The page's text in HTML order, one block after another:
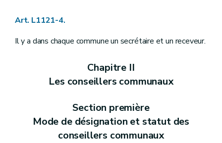
Art. L1142-10
Art. L1142-12
Titre premier Le personnel communal
Chapitre premier Dispositions générales
Art. L1211-1
Art. L1212-1
Art. L1212-2
Art. L1212-3
Chapitre III Nomination
Art. L1121-4.
Il y a dans chaque commune un secrétaire et un receveur.
Chapitre II
Les conseillers communaux
Section première
Mode de désignation et statut des
conseillers communaux